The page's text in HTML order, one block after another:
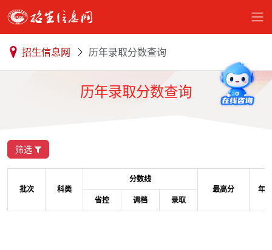
招生信息网 历年录取分数查询
历年录取分数查询
筛选
批次 科类
分数线
最高分
年
省控
调档 录取